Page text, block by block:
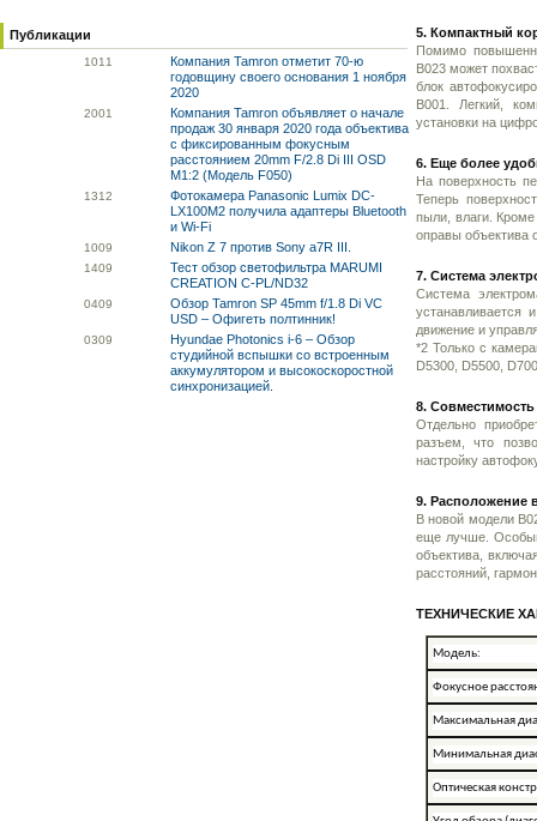
Публикации
1011
Компания Tamron отметит 70-ю
годовщину своего основания 1 ноября
2020
2001
Компания Tamron объявляет о начале
продаж 30 января 2020 года объектива
с фиксированным фокусным
расстоянием 20mm F/2.8 Di III OSD
M1:2 (Модель F050)
1312
Фотокамера Panasonic Lumix DC-
LX100M2 получила адаптеры Bluetooth
и Wi-Fi
1009 Nikon Z 7 против Sony a7R III.
1409
Тест обзор светофильтра MARUMI
CREATION C-PL/ND32
0409
Обзор Tamron SP 45mm f/1.8 Di VC
USD – Офигеть полтинник!
0309
Hyundae Photonics i-6 – Обзор
студийной вспышки со встроенным
аккумулятором и высокоскоростной
синхронизацией.
5. Компактный
Помимо
B023 может
блок
B001. Легкий,
установки на
6. Еще более
На поверхность
Теперь
пыли, влаги. Кроме
оправы объектива
7. Система
Система
устанавливается
движение и
*2 Только с
D5300, D5500,
8.
Отдельно
разъем, что
настройку
9. Расположение
В новой модели
еще лучше.
объектива,
расстояний,
ТЕХНИЧЕСКИЕ
Модель:
Фокусное
Максимальная
Минимальная
Оптическая